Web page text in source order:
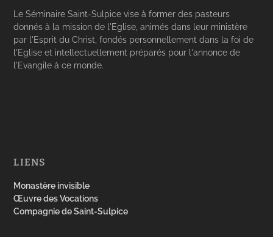
Le Séminaire Saint-Sulpice vise à former des pasteurs
donnés à la mission de l'Eglise, animés dans leur ministère
par l'Esprit du Christ, fondés personnellement dans la foi de
l'Eglise et intellectuellement préparés pour l'annonce de
l'Evangile à ce monde.
LIENS
Monastère invisible
Œuvre des Vocations
Compagnie de Saint-Sulpice